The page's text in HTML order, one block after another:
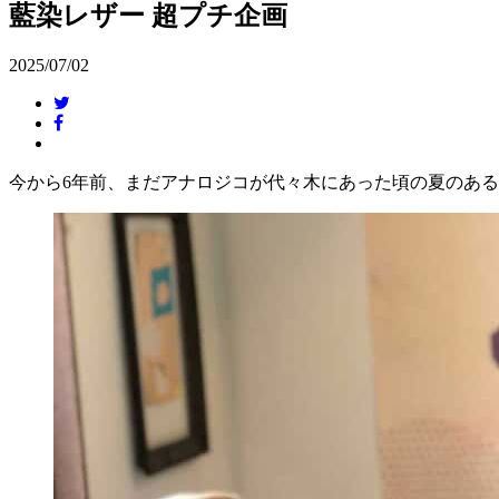
藍染レザー 超プチ企画
2025/07/02
今から6年前、まだアナロジコが代々木にあった頃の夏のあ